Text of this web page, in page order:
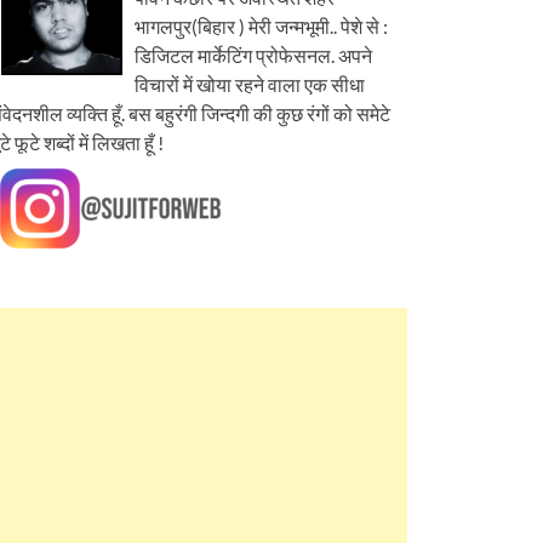
भागलपुर(बिहार ) मेरी जन्मभूमी.. पेशे से :
डिजिटल मार्केटिंग प्रोफेसनल. अपने
विचारों में खोया रहने वाला एक सीधा
व्यक्ति हूँ. बस बहुरंगी जिन्दगी की कुछ रंगों को समेटे
फूटे शब्दों में लिखता हूँ !